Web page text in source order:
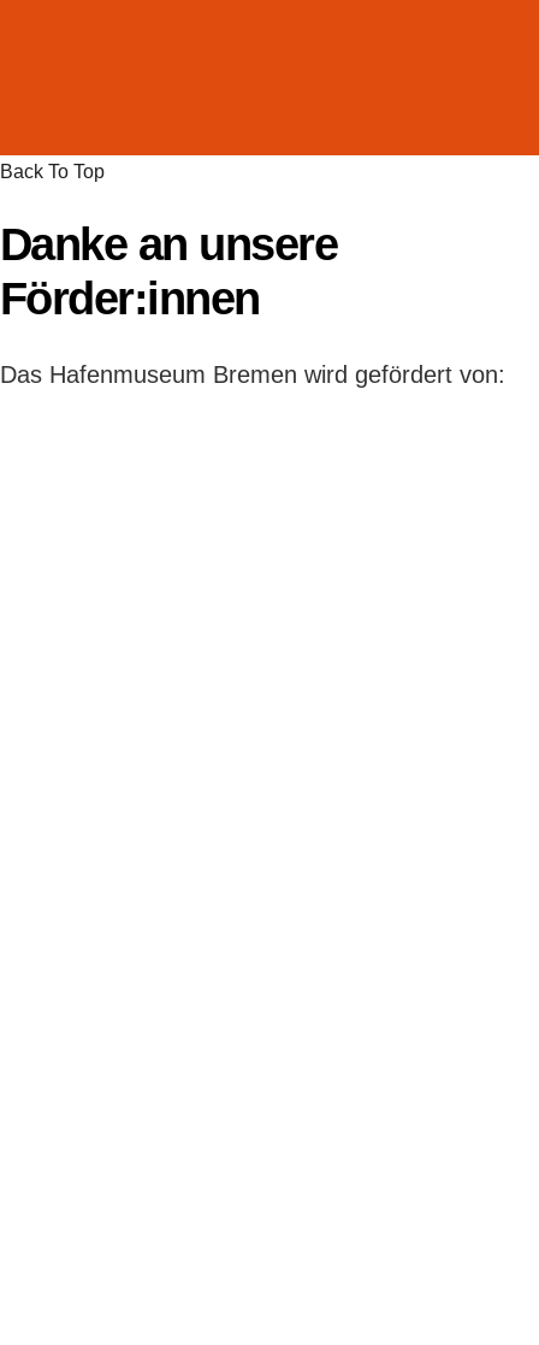
Back To Top
Danke an unsere
Förder:innen
Das Hafenmuseum Bremen wird gefördert von: